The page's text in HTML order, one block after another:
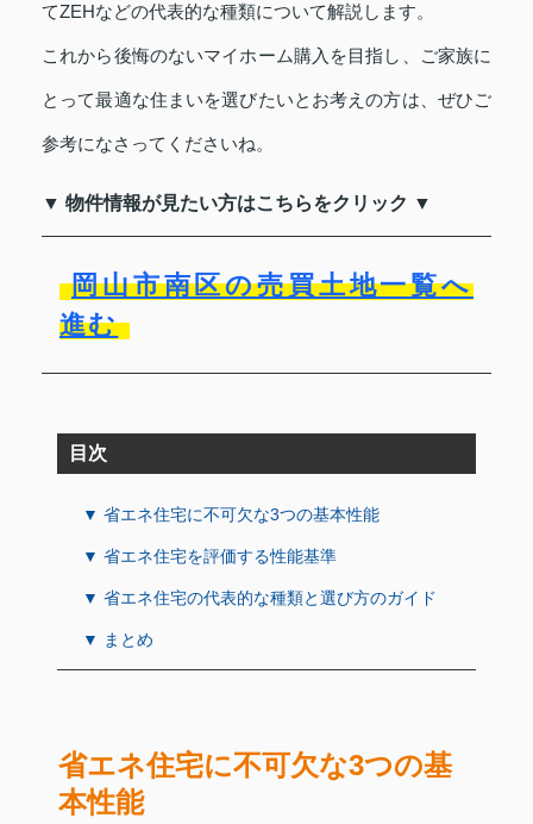
てZEHなどの代表的な種類について解説します。
これから後悔のないマイホーム購入を目指し、ご家族に
とって最適な住まいを選びたいとお考えの方は、ぜひご
参考になさってくださいね。
▼ 物件情報が見たい方はこちらをクリック ▼
岡山市南区の売買土地一覧へ
進む
目次
▼ 省エネ住宅に不可欠な3つの基本性能
▼ 省エネ住宅を評価する性能基準
▼ 省エネ住宅の代表的な種類と選び方のガイド
▼ まとめ
省エネ住宅に不可欠な3つの基
本性能